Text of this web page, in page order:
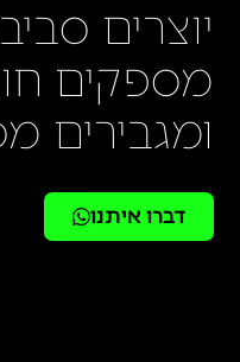
יוצרים
מספקים
ומגבירים
דברו איתנו